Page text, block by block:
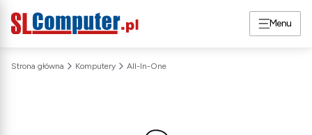
Menu
Strona główna Komputery All-In-One